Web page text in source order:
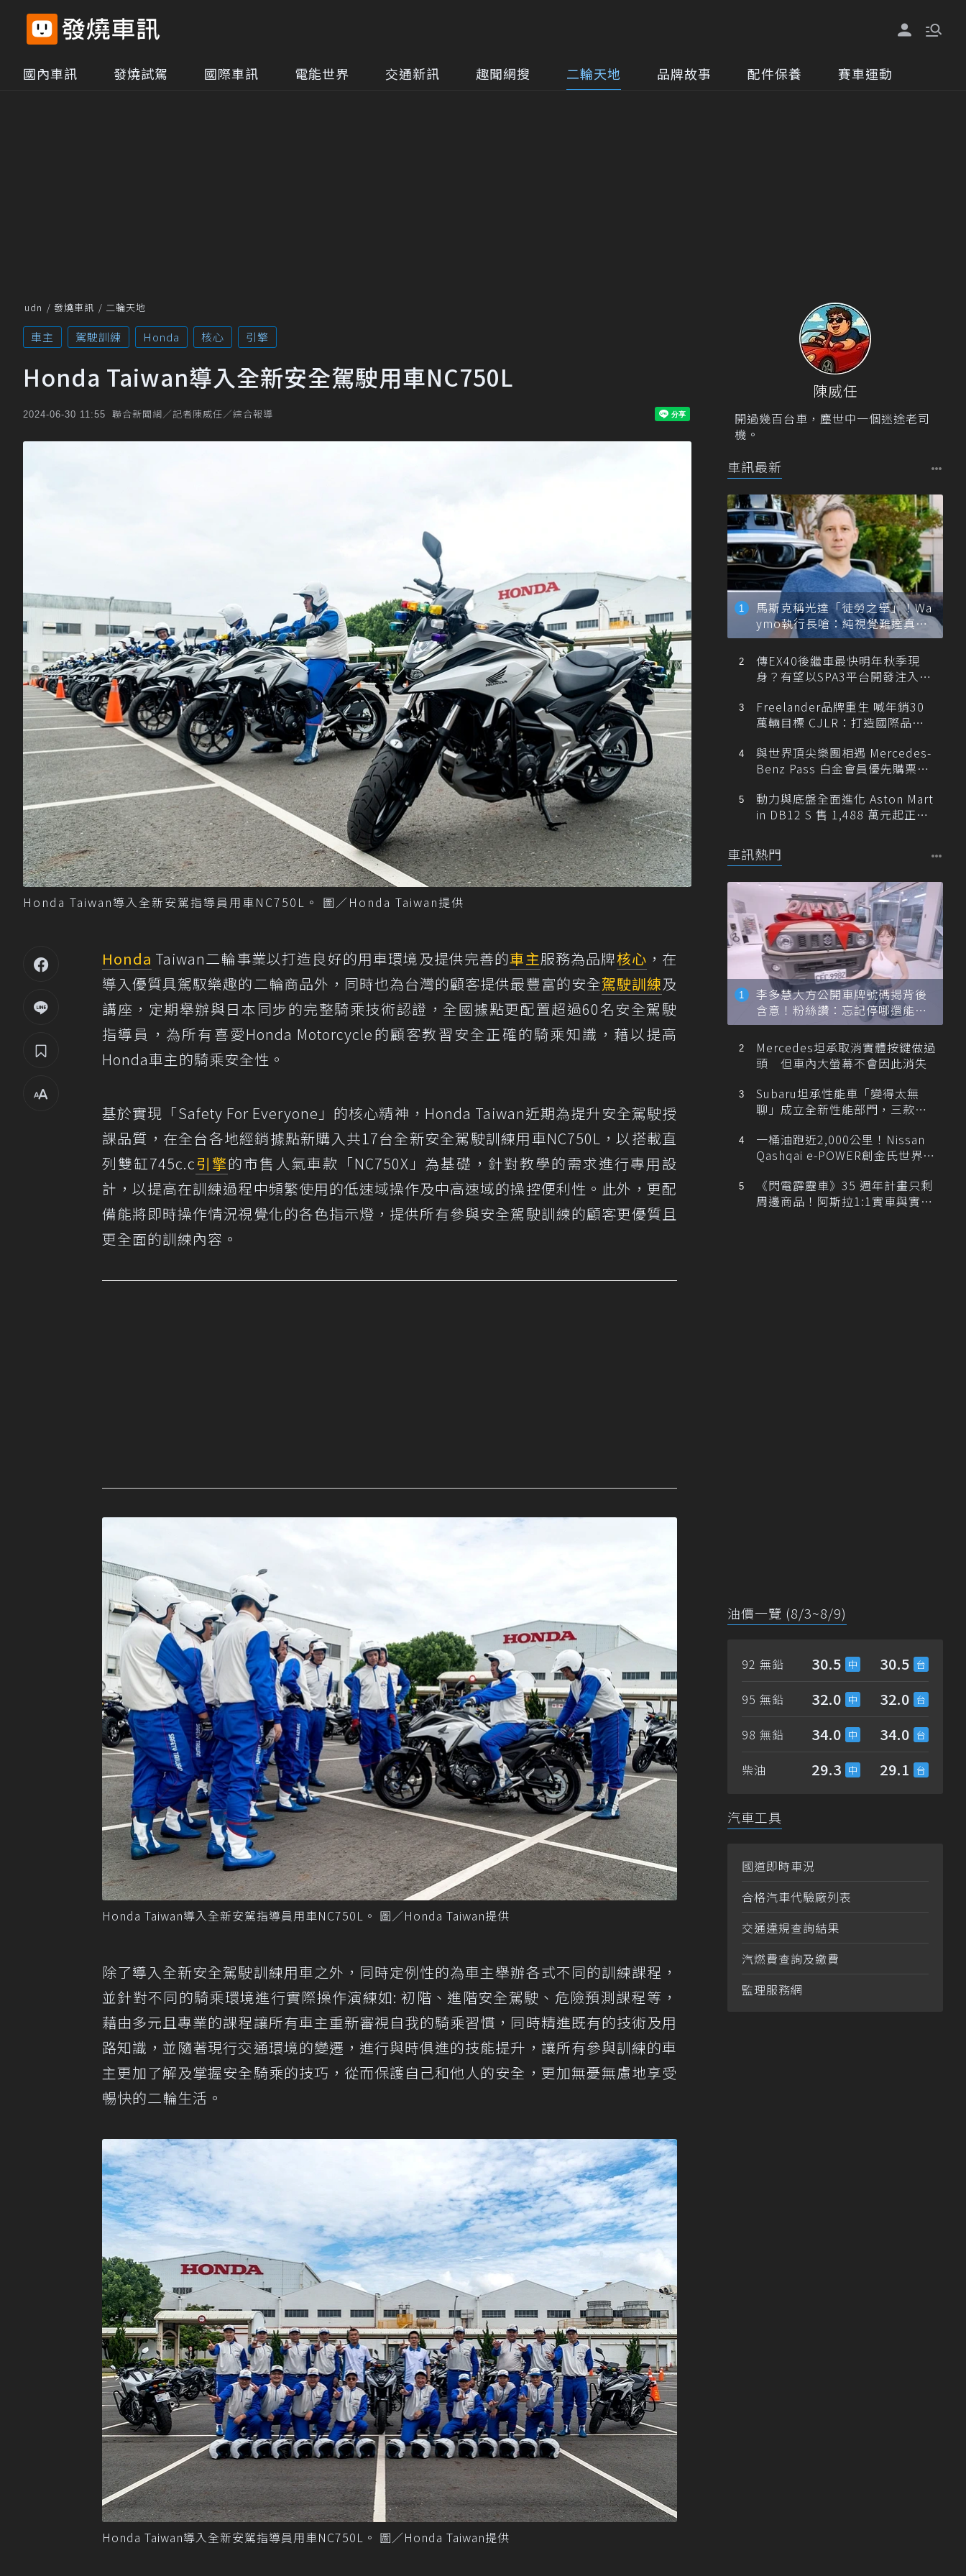
國內車訊 發燒試駕 國際車訊 電能世界 交通新訊 趣聞網搜 二輪天地 品牌故事 配件保養 賽車運動
udn 發燒車訊 二輪天地
車主 駕駛訓練 Honda 核心 引擎
Honda Taiwan導入全新安全駕駛用車NC750L
2024-06-30 11:55 聯合新聞網／記者陳威任／綜合報導
Honda Taiwan導入全新安駕指導員用車NC750L。 圖／Honda Taiwan提供
Honda Taiwan二輪事業以打造良好的用車環境及提供完善的車主服務為品牌核心 ，在
導入優質具駕馭樂趣的二輪商品外，同時也為台灣的顧客提供最豐富的安全駕駛訓練及
講座，定期舉辦與日本同步的完整騎乘技術認證，全國據點更配置超過60名安全駕駛
指導員，為所有喜愛Honda Motorcycle的顧客教習安全正確的騎乘知識，藉以提高
Honda車主的騎乘安全性。
基於實現「Safety For Everyone」的核心精神，Honda Taiwan近期為提升安全駕駛授
課品質，在全台各地經銷據點新購入共17台全新安全駕駛訓練用車NC750L，以搭載直
列雙缸745c.c引擎的市售人氣車款「NC750X」為基礎，針對教學的需求進行專用設
計，以提高在訓練過程中頻繁使用的低速域操作及中高速域的操控便利性。此外，更配
備能將即時操作情況視覺化的各色指示燈，提供所有參與安全駕駛訓練的顧客更優質且
更全面的訓練內容。
Honda Taiwan導入全新安駕指導員用車NC750L。 圖／Honda Taiwan提供
除了導入全新安全駕駛訓練用車之外，同時定例性的為車主舉辦各式不同的訓練課程，
並針對不同的騎乘環境進行實際操作演練如: 初階、進階安全駕駛、危險預測課程等，
藉由多元且專業的課程讓所有車主重新審視自我的騎乘習慣，同時精進既有的技術及用
路知識，並隨著現行交通環境的變遷，進行與時俱進的技能提升，讓所有參與訓練的車
主更加了解及掌握安全騎乘的技巧，從而保護自己和他人的安全，更加無憂無慮地享受
暢快的二輪生活。
Honda Taiwan導入全新安駕指導員用車NC750L。 圖／Honda Taiwan提供
陳威任
開過幾百台車，塵世中一個迷途老司
機。
車訊最新
馬斯克稱光達「徒勞之舉」！Wa
ymo執行長嗆：純視覺難達真正
自動駕駛
傳EX40後繼車最快明年秋季現
身？有望以SPA3平台開發注入80
Freelander品牌重生 喊年銷30
萬輛目標 CJLR：打造國際品牌
與世界頂尖樂團相遇 Mercedes-
Benz Pass 白金會員優先購票維
動力與底盤全面進化 Aston Mart
in DB12 S 售 1,488 萬元起正式
車訊熱門
李多慧大方公開車牌號碼揭背後
含意！粉絲讚：忘記停哪還能幫
忙找車
Mercedes坦承取消實體按鍵做過
頭 但車內大螢幕不會因此消失
Subaru坦承性能車「變得太無
聊」成立全新性能部門，三款手
一桶油跑近2,000公里！Nissan
Qashqai e-POWER創金氏世界紀
《閃電霹靂車》35 週年計畫只剩
周邊商品！阿斯拉1:1實車與實體
油價一覽 (8/3~8/9)
92 無鉛 30.5 30.5
95 無鉛 32.0 32.0
98 無鉛 34.0 34.0
柴油 29.3 29.1
汽車工具
國道即時車況
合格汽車代驗廠列表
交通違規查詢結果
汽燃費查詢及繳費
監理服務網